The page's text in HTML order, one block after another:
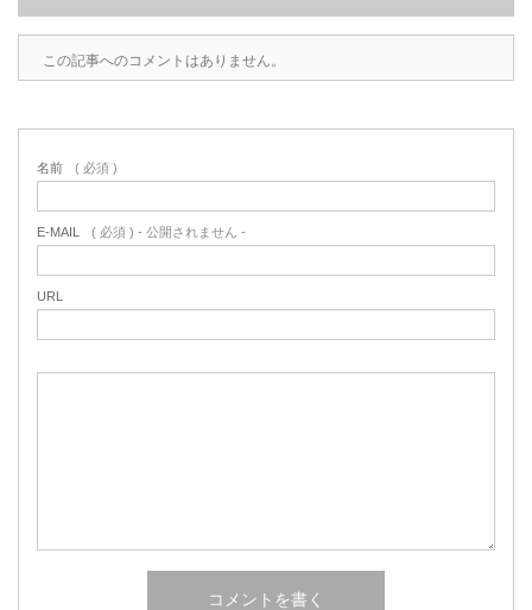
この記事へのコメントはありません。
名前 ( 必須 )
E-MAIL ( 必須 ) - 公開されません -
URL